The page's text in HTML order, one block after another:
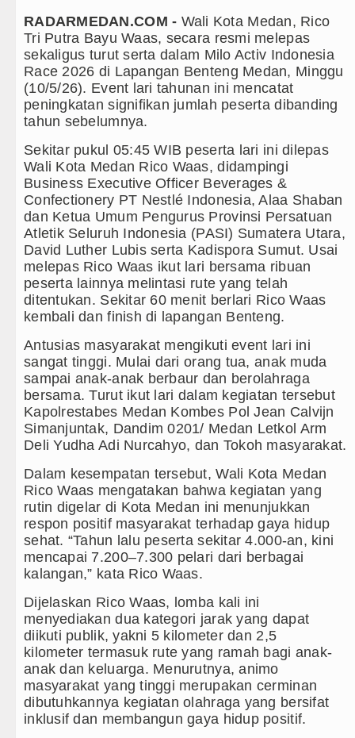
Arsenal Dibungkam Real Betis
Chelsea Tumbang Ditekuk
Bupati Taput Sambut Kunjungan
PD AIJ Sumut Kembali
Bupati Toba Lantik 39 Pejabat,
LGB Minus T dan Q Sebagai
Danrem 011 Lilawangsa Brigjen
Aceh
Era Baru Pengobatan Pasien
Rico Waas Nonaktifkan Lurah
Sebut LSL Pengidap HIV/AIDS
Arsenal Dibungkam Real Betis
Chelsea Tumbang Ditekuk
Bupati Taput Sambut
PD AIJ Sumut Kembali
Bupati Toba Lantik 39 Pejabat,
RADARMEDAN.COM - Wali Kota Medan, Rico
Tri Putra Bayu Waas, secara resmi melepas
sekaligus turut serta dalam Milo Activ Indonesia
Race 2026 di Lapangan Benteng Medan, Minggu
(10/5/26). Event lari tahunan ini mencatat
peningkatan signifikan jumlah peserta dibanding
tahun sebelumnya.
Sekitar pukul 05:45 WIB peserta lari ini dilepas
Wali Kota Medan Rico Waas, didampingi
Business Executive Officer Beverages &
Confectionery PT Nestlé Indonesia, Alaa Shaban
dan Ketua Umum Pengurus Provinsi Persatuan
Atletik Seluruh Indonesia (PASI) Sumatera Utara,
David Luther Lubis serta Kadispora Sumut. Usai
melepas Rico Waas ikut lari bersama ribuan
peserta lainnya melintasi rute yang telah
ditentukan. Sekitar 60 menit berlari Rico Waas
kembali dan finish di lapangan Benteng.
Antusias masyarakat mengikuti event lari ini
sangat tinggi. Mulai dari orang tua, anak muda
sampai anak-anak berbaur dan berolahraga
bersama. Turut ikut lari dalam kegiatan tersebut
Kapolrestabes Medan Kombes Pol Jean Calvijn
Simanjuntak, Dandim 0201/ Medan Letkol Arm
Deli Yudha Adi Nurcahyo, dan Tokoh masyarakat.
Dalam kesempatan tersebut, Wali Kota Medan
Rico Waas mengatakan bahwa kegiatan yang
rutin digelar di Kota Medan ini menunjukkan
respon positif masyarakat terhadap gaya hidup
sehat. “Tahun lalu peserta sekitar 4.000-an, kini
mencapai 7.200–7.300 pelari dari berbagai
kalangan,” kata Rico Waas.
Dijelaskan Rico Waas, lomba kali ini
menyediakan dua kategori jarak yang dapat
diikuti publik, yakni 5 kilometer dan 2,5
kilometer termasuk rute yang ramah bagi anak-
anak dan keluarga. Menurutnya, animo
masyarakat yang tinggi merupakan cerminan
dibutuhkannya kegiatan olahraga yang bersifat
inklusif dan membangun gaya hidup positif.